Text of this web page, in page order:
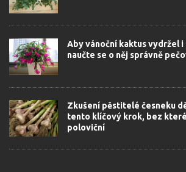
Aby vánoční kaktus vydržel i
naučte se o něj správně
Zkušení pěstitelé česneku
tento klíčový krok, bez
poloviční